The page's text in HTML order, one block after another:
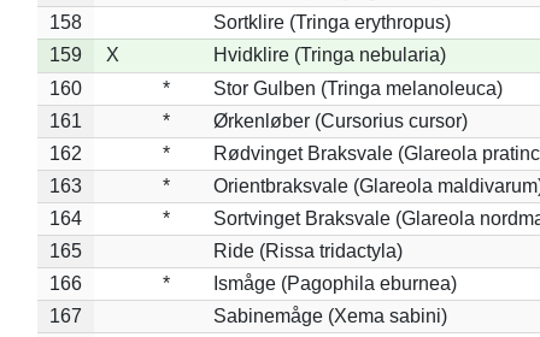
158
Sortklire (Tringa erythropus)
159
X
Hvidklire (Tringa nebularia)
160
*
Stor Gulben (Tringa melanoleuca)
161
*
Ørkenløber (Cursorius cursor)
162
*
Rødvinget Braksvale (Glareola
163
*
Orientbraksvale (Glareola
164
*
Sortvinget Braksvale (Glareola
165
Ride (Rissa tridactyla)
166
*
Ismåge (Pagophila eburnea)
167
Sabinemåge (Xema sabini)